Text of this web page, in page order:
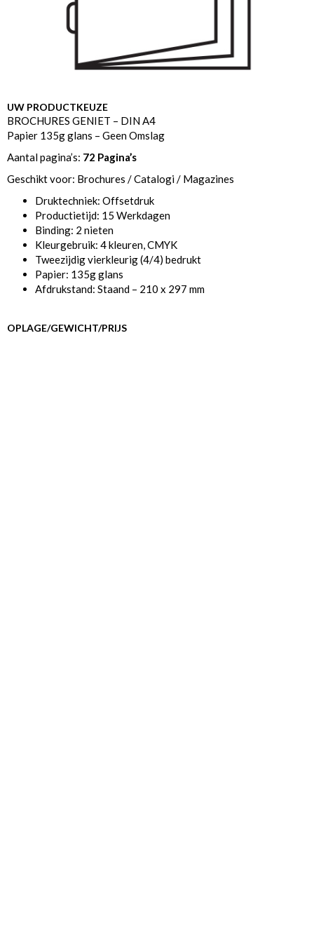
UW PRODUCTKEUZE
BROCHURES GENIET – DIN A4
Papier 135g glans – Geen Omslag
Aantal pagina’s: 72 Pagina’s
Geschikt voor: Brochures / Catalogi / Magazines
Druktechniek: Offsetdruk
Productietijd: 15 Werkdagen
Binding: 2 nieten
Kleurgebruik: 4 kleuren, CMYK
Tweezijdig vierkleurig (4/4) bedrukt
Papier: 135g glans
Afdrukstand: Staand – 210 x 297 mm
OPLAGE/GEWICHT/PRIJS